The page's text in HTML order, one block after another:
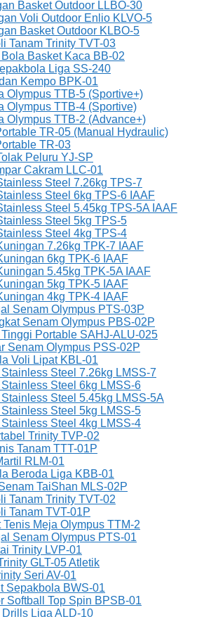
Basket Outdoor LLBO-30
Voli Outdoor Enlio KLVO-5
Basket Outdoor KLBO-5
Tanam Trinity TVT-03
Basket Kaca BB-02
Liga SS-240
Kempo BPK-01
Olympus TTB-5 (Sportive+)
Olympus TTB-4 (Sportive)
Olympus TTB-2 (Advance+)
TR-05 (Manual Hydraulic)
TR-03
Peluru YJ-SP
Cakram LLC-01
Steel 7.26kg TPS-7
Steel 6kg TPS-6 IAAF
Steel 5.45kg TPS-5A IAAF
Steel 5kg TPS-5
Steel 4kg TPS-4
7.26kg TPK-7 IAAF
6kg TPK-6 IAAF
5.45kg TPK-5A IAAF
5kg TPK-5 IAAF
4kg TPK-4 IAAF
Senam Olympus PTS-03P
Senam Olympus PBS-02P
Portable SAHJ-ALU-025
Senam Olympus PSS-02P
Voli Lipat KBL-01
Steel 7.26kg LMSS-7
Steel 6kg LMSS-6
Steel 5.45kg LMSS-5A
Steel 5kg LMSS-5
Steel 4kg LMSS-4
Trinity TVP-02
Tanam TTT-01P
RLM-01
Beroda Liga KBB-01
TaiShan MLS-02P
Tanam Trinity TVT-02
Tanam TVT-01P
Meja Olympus TTM-2
Senam Olympus PTS-01
Trinity LVP-01
GLT-05 Atletik
Seri AV-01
Sepakbola BWS-01
Softball Top Spin BPSB-01
Liga ALD-10